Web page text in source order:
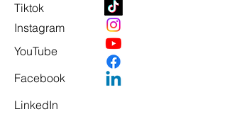
Tiktok
Instagram
YouTube
Facebook
LinkedIn